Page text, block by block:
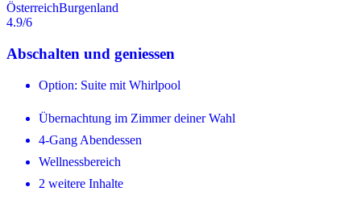
ÖsterreichBurgenland
4.9/6
Abschalten und geniessen
Option: Suite mit Whirlpool
Übernachtung im Zimmer deiner Wahl
4-Gang Abendessen
Wellnessbereich
2 weitere Inhalte